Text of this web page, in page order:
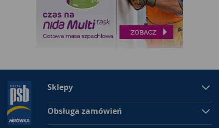
będą odpowiednie narzędzia. Jednym z nich są grabie.
Wyróżniamy kilka rodzajów grabi. Model uniwersalny ma
twarde końcówki. Możemy nimi grabić odpady i trawę, a także
rozbijać grudy i dokładnie wyrównać ziemię. W sklepie
Mrówka znajdziemy też grabie do liści i trawy. Mają miękkie i
łopatki, konewki i węże ogrodowe, sekatory, piły, nożyce
spalinowe i elektryczne do żywopłotu, wózki i taczki ogrodowe
i siatki do oczyszczania oczek wodnych. Znajdziemy także tutaj
kosiarki elektryczne, ręczne i spalinowe oraz kosy spalinowe i
Sklepy
Obsługa zamówień